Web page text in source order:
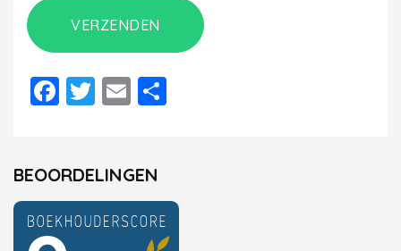
Facebook
Twitter
Email
BEOORDELINGEN